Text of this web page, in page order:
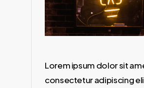
Lorem ipsum dolor sit
consectetur adipiscing